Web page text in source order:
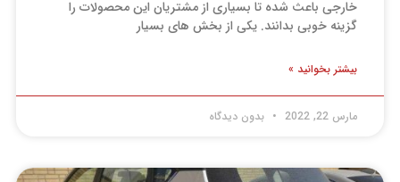
خارجی باعث شده تا بسیاری از مشتریان این محصولات را
گزینه خوبی بدانند. یکی از بخش های بسیار
بیشتر بخوانید »
مارس 22, 2022 بدون دیدگاه